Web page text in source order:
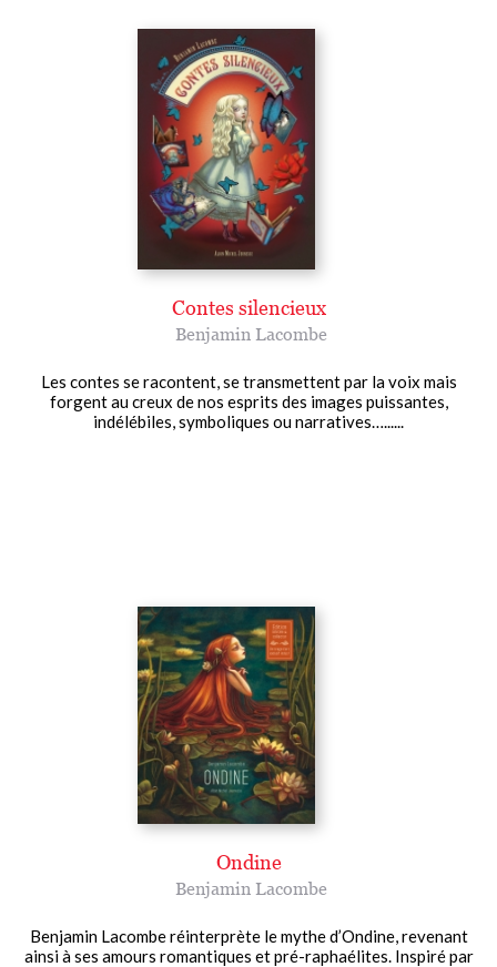
Contes silencieux
Benjamin Lacombe
Les contes se racontent, se transmettent par la voix mais
forgent au creux de nos esprits des images puissantes,
indélébiles, symboliques ou narratives…......
Ondine
Benjamin Lacombe
Benjamin Lacombe réinterprète le mythe d’Ondine, revenant
ainsi à ses amours romantiques et pré-raphaélites. Inspiré par